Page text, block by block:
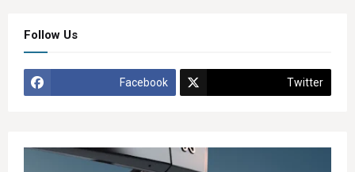
Follow Us
Facebook Twitter